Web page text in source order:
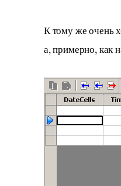
К тому же очень
а, примерно, как